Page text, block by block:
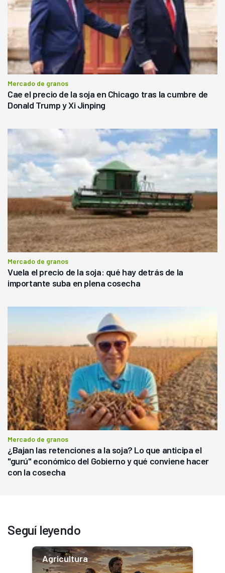
Mercado de granos
Cae el precio de la soja en Chicago tras la cumbre de
Donald Trump y Xi Jinping
Mercado de granos
Vuela el precio de la soja: qué hay detrás de la
importante suba en plena cosecha
Mercado de granos
¿Bajan las retenciones a la soja? Lo que anticipa el
"gurú" económico del Gobierno y qué conviene hacer
con la cosecha
Seguí leyendo
Agricultura